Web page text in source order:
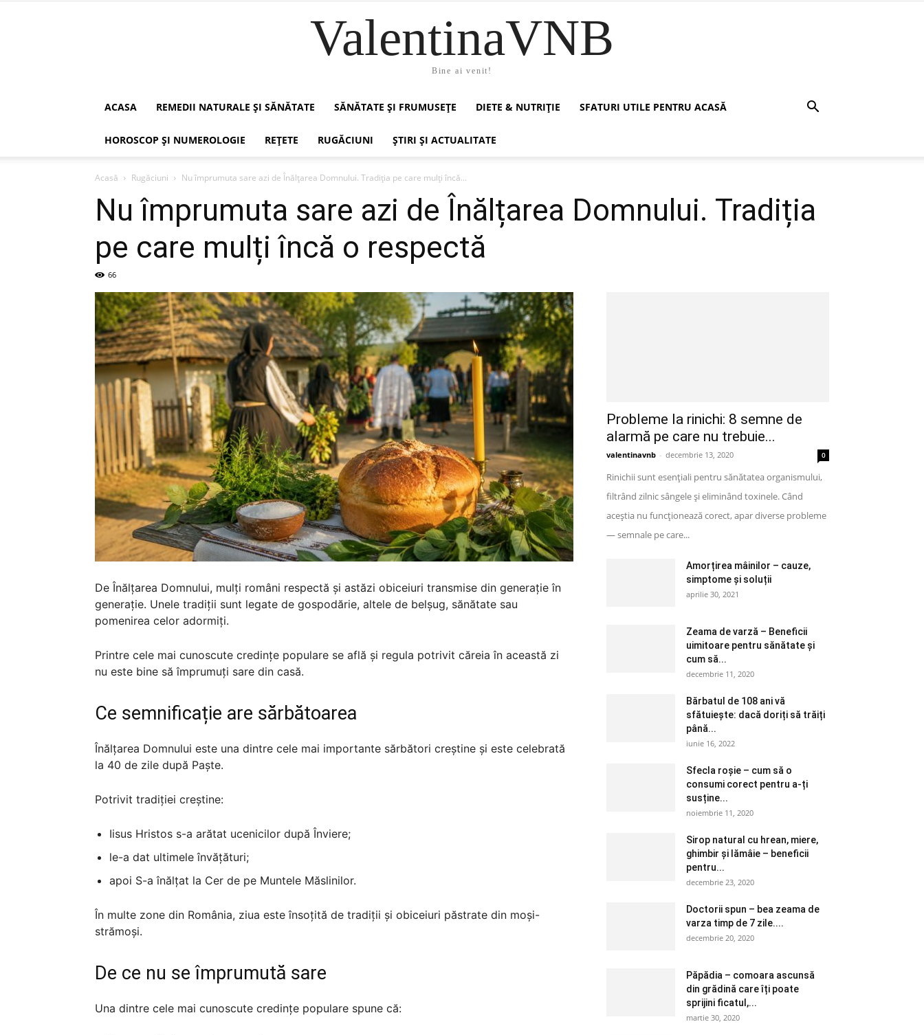
ValentinaVNB
Bine ai venit!
ACASA REMEDII NATURALE ȘI SĂNĂTATE SĂNĂTATE ȘI FRUMUSEȚE DIETE & NUTRIȚIE SFATURI UTILE PENTRU ACASĂ
HOROSCOP ȘI NUMEROLOGIE REȚETE RUGĂCIUNI ȘTIRI ȘI ACTUALITATE
Acasă Rugăciuni Nu împrumuta sare azi de Înălțarea Domnului. Tradiția pe care mulți încă...
Nu împrumuta sare azi de Înălțarea Domnului. Tradiția
pe care mulți încă o respectă
66
De Înălțarea Domnului, mulți români respectă și astăzi obiceiuri transmise din generație în
generație. Unele tradiții sunt legate de gospodărie, altele de belșug, sănătate sau
pomenirea celor adormiți.
Printre cele mai cunoscute credințe populare se află și regula potrivit căreia în această zi
nu este bine să împrumuți sare din casă.
Ce semnificație are sărbătoarea
Înălțarea Domnului este una dintre cele mai importante sărbători creștine și este celebrată
la 40 de zile după Paște.
Potrivit tradiției creștine:
Iisus Hristos s-a arătat ucenicilor după Înviere;
le-a dat ultimele învățături;
apoi S-a înălțat la Cer de pe Muntele Măslinilor.
În multe zone din România, ziua este însoțită de tradiții și obiceiuri păstrate din moși-
strămoși.
De ce nu se împrumută sare
Una dintre cele mai cunoscute credințe populare spune că:
Probleme la rinichi: 8 semne de
alarmă pe care nu trebuie...
valentinavnb - decembrie 13, 2020 0
Rinichii sunt esențiali pentru sănătatea organismului,
filtrând zilnic sângele și eliminând toxinele. Când
aceștia nu funcționează corect, apar diverse probleme
— semnale pe care...
Amorțirea mâinilor – cauze,
simptome și soluții
aprilie 30, 2021
Zeama de varză – Beneficii
uimitoare pentru sănătate și
cum să...
decembrie 11, 2020
Bărbatul de 108 ani vă
sfătuiește: dacă doriți să trăiți
până...
iunie 16, 2022
Sfecla roșie – cum să o
consumi corect pentru a-ți
susține...
noiembrie 11, 2020
Sirop natural cu hrean, miere,
ghimbir și lămâie – beneficii
pentru...
decembrie 23, 2020
Doctorii spun – bea zeama de
varza timp de 7 zile....
decembrie 20, 2020
Păpădia – comoara ascunsă
din grădină care îți poate
sprijini ficatul,...
martie 30, 2020